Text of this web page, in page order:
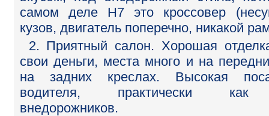
самом деле H7 это кроссовер
кузов, двигатель поперечно, никакой
2. Приятный салон. Хорошая
свои деньги, места много и на
на задних креслах. Высокая
водителя, практически
внедорожников.